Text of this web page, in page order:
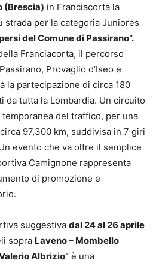
(Brescia) in Franciacorta la
strada per la categoria Juniores
del Comune di Passirano”.
Franciacorta, il percorso
Provaglio d’Iseo e
la partecipazione di circa 180
da tutta la Lombardia. Un circuito
del traffico, per una
97,300 km, suddivisa in 7 giri
evento che va oltre il semplice
Camignone rappresenta
di promozione e
suggestiva dal 24 al 26 aprile
sopra Laveno – Mombello
Albrizio” è una